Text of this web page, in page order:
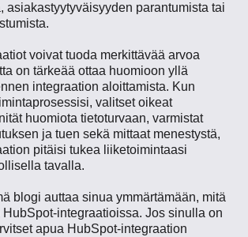
asiakastyytyväisyyden parantumista tai
voivat tuoda merkittävää arvoa
on tärkeää ottaa huomioon yllä
integraation aloittamista. Kun
valitset oikeat
huomiota tietoturvaan, varmistat
ja tuen sekä mittaat menestystä,
pitäisi tukea liiketoimintaasi
tavalla.
blogi auttaa sinua ymmärtämään, mitä
integraatioissa. Jos sinulla on
apua HubSpot-integraation